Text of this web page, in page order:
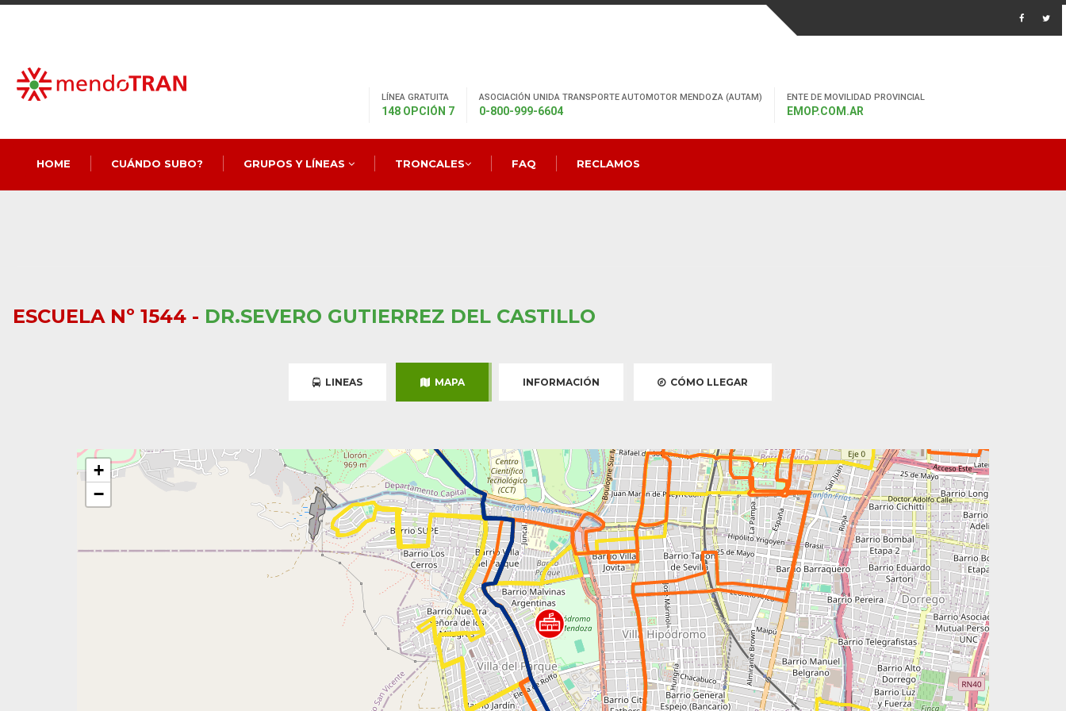
LÍNEA GRATUITA
148 OPCIÓN 7
ASOCIACIÓN UNIDA TRANSPORTE AUTOMOTOR MENDOZA (AUTAM)
0-800-999-6604
ENTE DE MOVILIDAD PROVINCIAL
EMOP.COM.AR
HOME CUÁNDO SUBO? GRUPOS Y LÍNEAS TRONCALES FAQ RECLAMOS
ESCUELA Nº 1544 - DR.SEVERO GUTIERREZ DEL CASTILLO
LINEAS MAPA INFORMACIÓN CÓMO LLEGAR
+
−